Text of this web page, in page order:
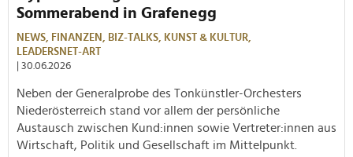
Sommerabend in Grafenegg
NEWS, FINANZEN, BIZ-TALKS, KUNST & KULTUR,
LEADERSNET-ART
| 30.06.2026
Neben der Generalprobe des Tonkünstler-Orchesters
Niederösterreich stand vor allem der persönliche
Austausch zwischen Kund:innen sowie Vertreter:innen aus
Wirtschaft, Politik und Gesellschaft im Mittelpunkt.